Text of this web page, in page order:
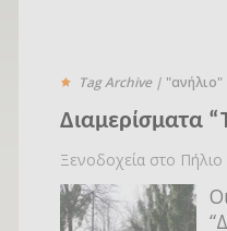
Tag Archive | "ανήλιο"
Διαμερίσματα
Ξενοδοχεία στο Πήλιο